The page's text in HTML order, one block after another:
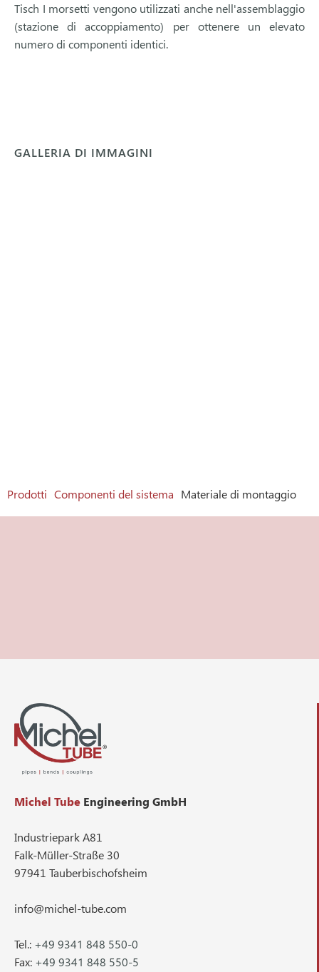
Tisch I morsetti vengono utilizzati anche nell'assemblaggio
(stazione di accoppiamento) per ottenere un elevato
numero di componenti identici.
GALLERIA DI IMMAGINI
Prodotti Componenti del sistema Materiale di montaggio
Michel Tube Engineering GmbH
Industriepark A81
Falk-Müller-Straße 30
97941 Tauberbischofsheim
info@michel-tube.com
Tel.: +49 9341 848 550-0
Fax: +49 9341 848 550-5